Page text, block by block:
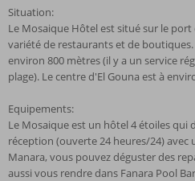
Situation:
Le Mosaique Hôtel est situé sur le
variété de restaurants et de boutiques.
environ 800 mètres (il y a un service
plage). Le centre d'El Gouna est à
Equipements:
Le Mosaique est un hôtel 4 étoiles qui
réception (ouverte 24 heures/24) avec
Manara, vous pouvez déguster des
aussi vous rendre dans Fanara Pool